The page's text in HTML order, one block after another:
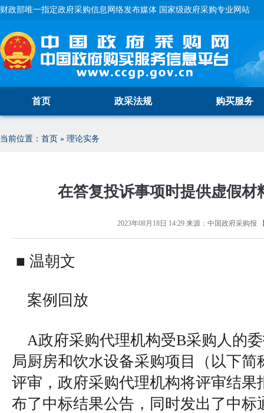
财政部唯一指定政府采购信息网络发布媒体 国家级政府采购专业网站
首页 政采法规 购买服务
当前位置： 首页 » 理论实务
在答复投诉事项时提供虚假材
2023年08月18日 14:29来源： 中国政府采购报
■ 温朝文
案例回放
A政府采购代理机构受B采购人的
局厨房和饮水设备采购项目（以下简
评审，政府采购代理机构将评审结果
布了中标结果公告，同时发出了中标